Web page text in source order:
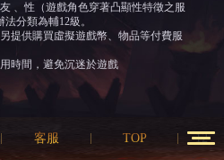
、性（遊戲角色穿著凸顯性特徵之服
分類為輔12級。
提供購買虛擬遊戲幣、物品等付費服
時間，避免沉迷於遊戲
客服 TOP 12